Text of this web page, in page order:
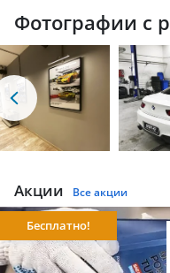
Фотографии с
Акции Все акции
Бесплатно!